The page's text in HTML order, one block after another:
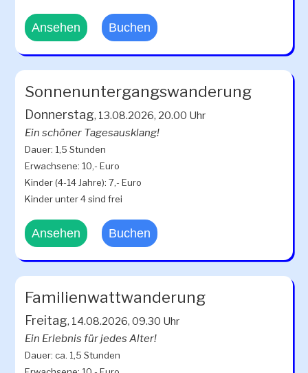
Ansehen Buchen
Sonnenuntergangswanderung
Donnerstag, 13.08.2026, 20.00 Uhr
Ein schöner Tagesausklang!
Dauer: 1,5 Stunden
Erwachsene: 10,- Euro
Kinder (4-14 Jahre): 7,- Euro
Kinder unter 4 sind frei
Ansehen Buchen
Familienwattwanderung
Freitag, 14.08.2026, 09.30 Uhr
Ein Erlebnis für jedes Alter!
Dauer: ca. 1,5 Stunden